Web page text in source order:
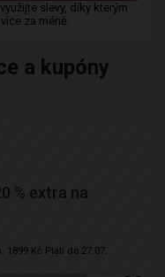
slevy, díky kterým
za méně.
a kupóny
% extra na
1899 Kč Platí do 27.07.